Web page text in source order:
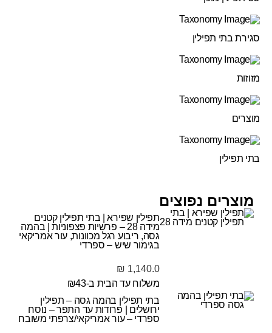
סגירת בתי תפילין
מזוזות
מוצרים
בתי תפילין
מוצרים נפוצים
תפילין שפירא | בתי תפילין קטנים
מידה 28 – פרשיות פצפוניות | בהמה
גסה, ריבוע רגל מכוונות, עור אמריקאי
בגימור שיש – ספרדי
1,140.0
₪
משלוח עד הבית ב-₪43
בתי תפילין בהמה גסה – תפילין
ירושלים | פרודות עד התפר – נוסח
ספרדי – עור אמריקאי/צרפתי משובח